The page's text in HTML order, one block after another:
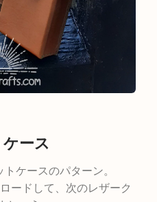
ース
ケースのパターン。
ードして、次のレザーク